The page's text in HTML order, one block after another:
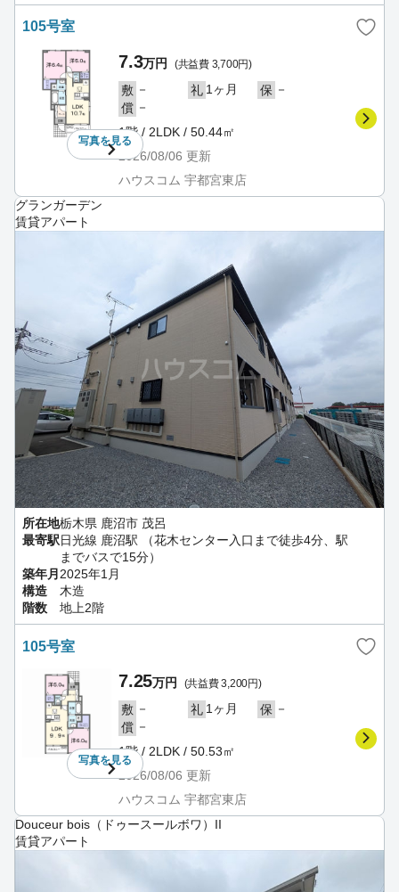
105号室
写真を見る
7.3万円 (共益費 3,700円)
敷 － 礼 1ヶ月 保 －
償 －
1階 / 2LDK / 50.44㎡
2026/08/06 更新
ハウスコム 宇都宮東店
グランガーデン
賃貸アパート
所在地栃木県 鹿沼市 茂呂
最寄駅日光線 鹿沼駅 （花木センター入口まで徒歩4分、駅
までバスで15分）
築年月 2025年1月
構造
木造
階数
地上2階
105号室
写真を見る
7.25万円 (共益費 3,200円)
敷 － 礼 1ヶ月 保 －
償 －
1階 / 2LDK / 50.53㎡
2026/08/06 更新
ハウスコム 宇都宮東店
Douceur bois（ドゥースールボワ）II
賃貸アパート